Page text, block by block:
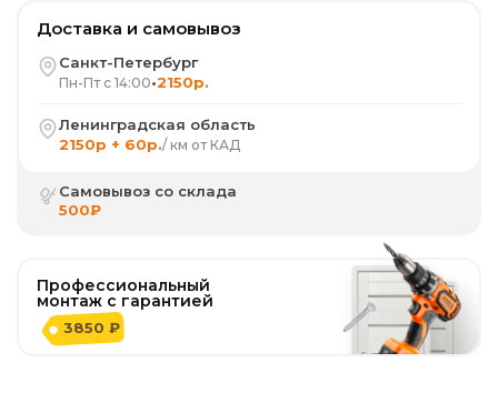
Доставка и самовывоз
Санкт-Петербург
Пн-Пт с 14:00•2150р.
Ленинградская область
2150р + 60р./ км от КАД
Самовывоз со склада
500₽
Профессиональный
монтаж с гарантией
3850 ₽